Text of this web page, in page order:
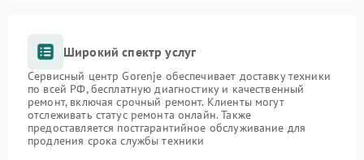
Широкий спектр услуг
Сервисный центр Gorenje обеспечивает доставку техники
по всей РФ, бесплатную диагностику и качественный
ремонт, включая срочный ремонт. Клиенты могут
отслеживать статус ремонта онлайн. Также
предоставляется постгарантийное обслуживание для
продления срока службы техники